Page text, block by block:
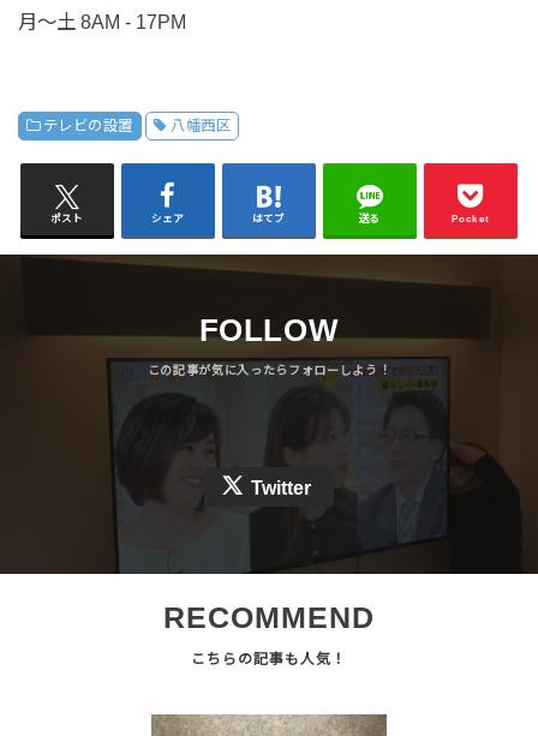
月〜土 8AM - 17PM
テレビの設置 八幡西区
ポスト シェア はてブ 送る Pocket
FOLLOW
Twitter
RECOMMEND